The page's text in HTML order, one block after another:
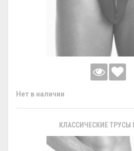
Нет в наличии
КЛАССИЧЕСКИЕ ТРУСЫ